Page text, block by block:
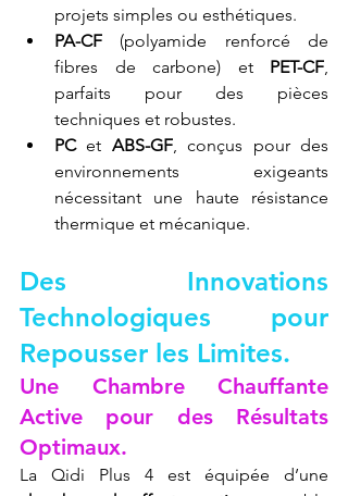
projets simples ou esthétiques.
PA-CF (polyamide renforcé de
fibres de carbone) et PET-CF
parfaits pour des pièces
techniques et robustes.
PC et ABS-GF, conçus pour des
environnements exigeants
nécessitant une haute résistance
thermique et mécanique.
Des Innovations
Technologiques pour
Repousser les Limites.
Une Chambre Chauffante
Active pour des Résultats
Optimaux.